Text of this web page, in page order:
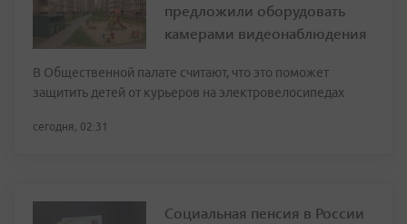
предложили оборудовать
камерами видеонаблюдения
В Общественной палате считают, что это поможет
защитить детей от курьеров на электровелосипедах
сегодня, 02:31
Социальная пенсия в России